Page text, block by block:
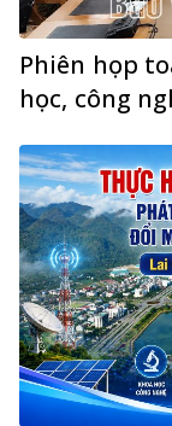
Phiên họp
học, công